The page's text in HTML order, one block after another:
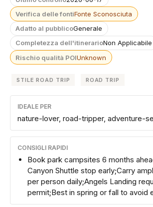
Verifica delle fontiFonte Sconosciuta
Adatto al pubblicoGenerale
Completezza dell'itinerarioNon Applicabile
Rischio qualità POIUnknown
STILE ROAD TRIP ROAD TRIP
IDEALE PER
nature-lover, road-tripper, adventure-
CONSIGLI RAPIDI
Book park campsites 6 months
Canyon Shuttle stop early;Carry
per person daily;Angels Landing
permit;Best in spring or fall to avoid